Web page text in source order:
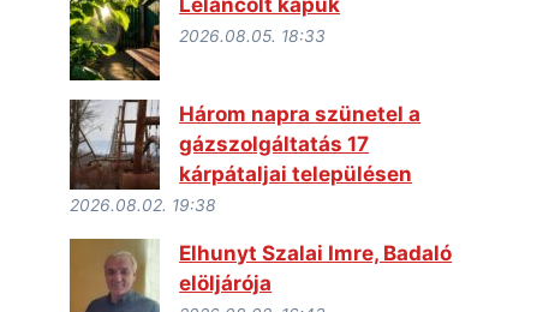
Leláncolt kapuk
2026.08.05. 18:33
Három napra szünetel a
gázszolgáltatás 17
kárpátaljai településen
2026.08.02. 19:38
Elhunyt Szalai Imre, Badaló
elöljárója